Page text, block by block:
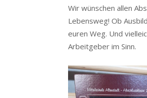
Wir wünschen allen
Lebensweg! Ob
euren Weg. Und
Arbeitgeber im Sinn.